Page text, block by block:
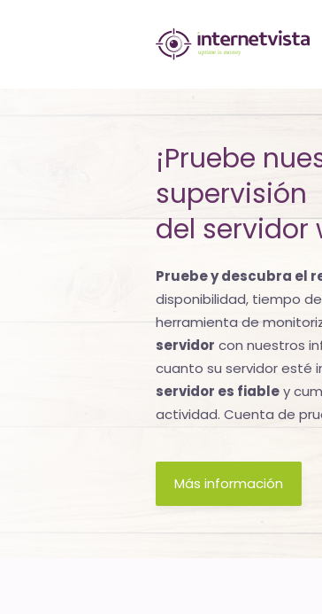
internetvista
-
control
del
web
y
de
los
servicios
de
Internet
¡Pruebe
supervisión
del servidor
Pruebe y descubra el
disponibilidad, tiempo
herramienta de
servidor con nuestros
cuanto su servidor esté
servidor es fiabley
actividad. Cuenta de
Más información